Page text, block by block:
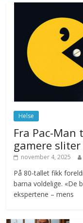
Helse
Fra Pac-
gamere
november 4, 2025
På 80-tallet fikk
barna voldelige. «De
ekspertene – mens